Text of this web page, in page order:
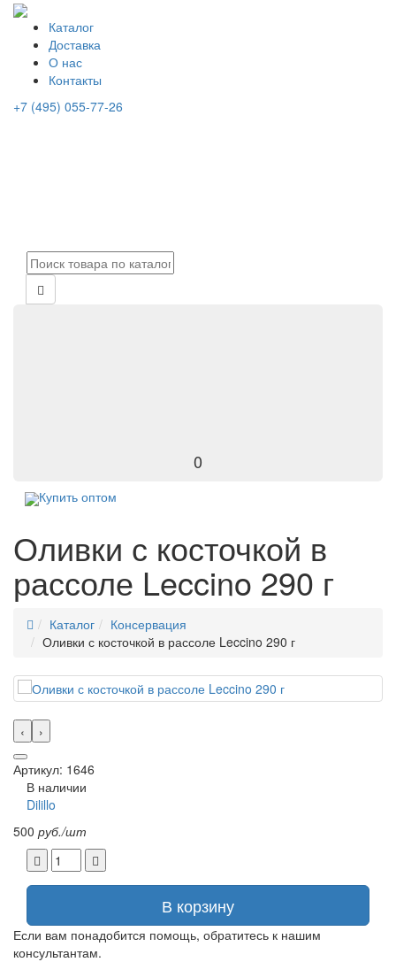
Каталог
Доставка
О нас
Контакты
+7 (495) 055-77-26
0
Купить оптом
Оливки с косточкой в
рассоле Leccino 290 г
Каталог
Консервация
Оливки с косточкой в рассоле Leccino 290 г
‹ ›
Артикул: 1646
В наличии
Dilillo
500 руб./шт
В корзину
Если вам понадобится помощь, обратитесь к нашим
консультантам.